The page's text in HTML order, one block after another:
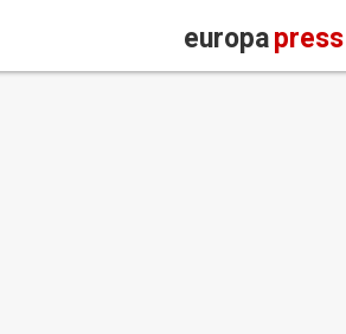
europapress